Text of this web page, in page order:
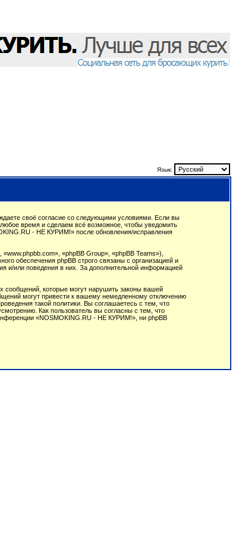
Язык:
своё согласие со следующими условиями. Если вы
время и сделаем всё возможное, чтобы уведомить
- НЕ КУРИМ!» после обновления/исправления
«phpBB Group», «phpBB Teams»),
обеспечения phpBB строго связаны с организацией и
и/или поведения в них. За дополнительной информацией
сообщений, которые могут нарушить законы вашей
могут привести к вашему немедленному отключению
такой политики. Вы соглашаетесь с тем, что
Как пользователь вы согласны с тем, что
«NOSMOKING.RU - НЕ КУРИМ!», ни phpBB